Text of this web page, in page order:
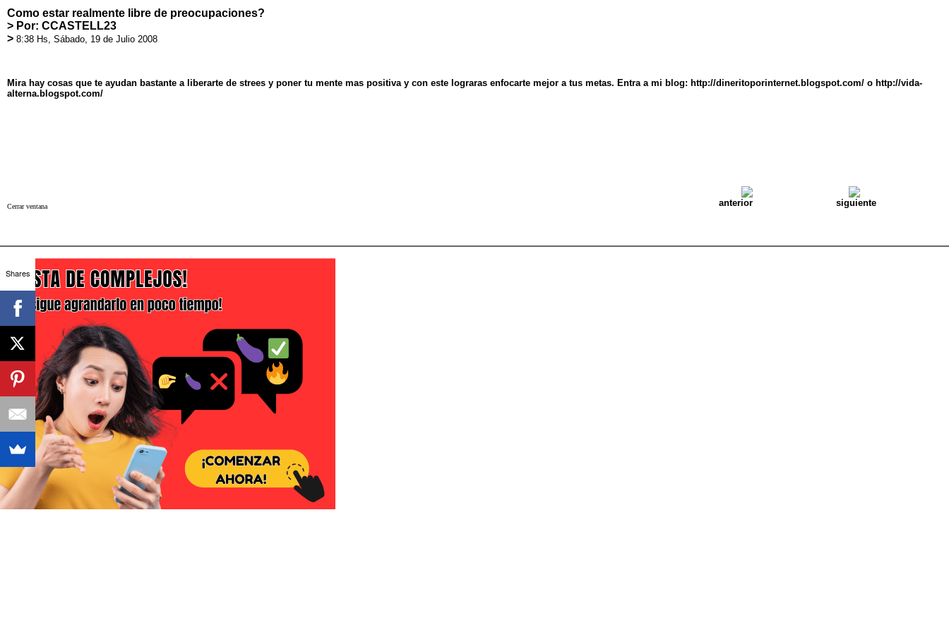
Como estar realmente libre de preocupaciones?
> Por: CCASTELL23
> 8:38 Hs, Sábado, 19 de Julio 2008
Mira hay cosas que te ayudan bastante a liberarte de strees y poner tu mente mas positiva y con este lograras enfocarte mejor a tus metas. Entra a mi blog: http://dineritoporinternet.blogspot.com/ o http://vida-
alterna.blogspot.com/
Cerrar ventana anterior siguiente
Shares